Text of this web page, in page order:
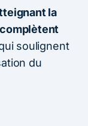
la
soulignent
du